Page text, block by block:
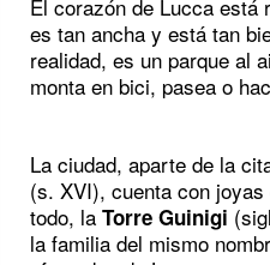
El corazón de Lucca está
es tan ancha y está tan
realidad, es un parque al
monta en bici, pasea o
La ciudad, aparte de la
(s. XVI), cuenta con
todo, la Torre Guinigi
la familia del mismo